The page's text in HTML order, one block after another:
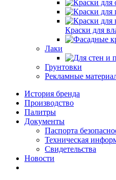
Краски для
Лаки
Грунтовки
Рекламные
История бренда
Производство
Палитры
Документы
Паспорта
Техническая
Свидетельства
Новости